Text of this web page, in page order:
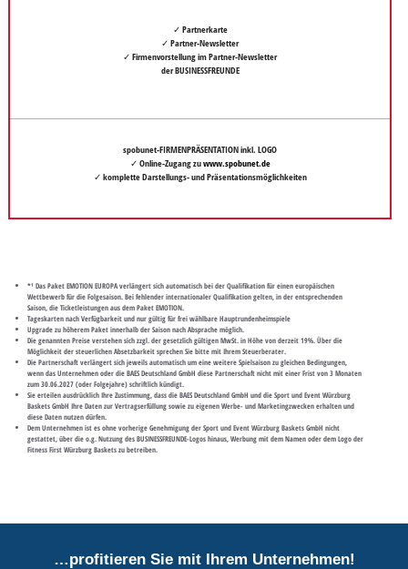
✓ Partnerkarte
✓ Partner-Newsletter
✓ Firmenvorstellung im Partner-Newsletter
der BUSINESSFREUNDE
spobunet-FIRMENPRÄSENTATION inkl. LOGO
✓ Online-Zugang zuwww.spobunet.de
✓ komplette Darstellungs- und Präsentationsmöglichkeiten
*¹ Das Paket EMOTION EUROPA verlängert sich automatisch bei der Qualifikation für einen europäischen
Wettbewerb für die Folgesaison. Bei fehlender internationaler Qualifikation gelten, in der entsprechenden
Saison, die Ticketleistungen aus dem Paket EMOTION.
Tageskarten nach Verfügbarkeit und nur gültig für frei wählbare Hauptrundenheimspiele
Upgrade zu höherem Paket innerhalb der Saison nach Absprache möglich.
Die genannten Preise verstehen sich zzgl. der gesetzlich gültigen MwSt. in Höhe von derzeit 19%. Über die
Möglichkeit der steuerlichen Absetzbarkeit sprechen Sie bitte mit Ihrem Steuerberater.
Die Partnerschaft verlängert sich jeweils automatisch um eine weitere Spielsaison zu gleichen Bedingungen,
wenn das Unternehmen oder die BAES Deutschland GmbH diese Partnerschaft nicht mit einer Frist von 3 Monaten
zum 30.06.2027 (oder Folgejahre) schriftlich kündigt.
Sie erteilen ausdrücklich Ihre Zustimmung, dass die BAES Deutschland GmbH und die Sport und Event Würzburg
Baskets GmbH Ihre Daten zur Vertragserfüllung sowie zu eigenen Werbe- und Marketingzwecken erhalten und
diese Daten nutzen dürfen.
Dem Unternehmen ist es ohne vorherige Genehmigung der Sport und Event Würzburg Baskets GmbH nicht
gestattet, über die o.g. Nutzung des BUSINESSFREUNDE-Logos hinaus, Werbung mit dem Namen oder dem Logo der
Fitness First Würzburg Baskets zu betreiben.
…profitieren Sie mit Ihrem Unternehmen!